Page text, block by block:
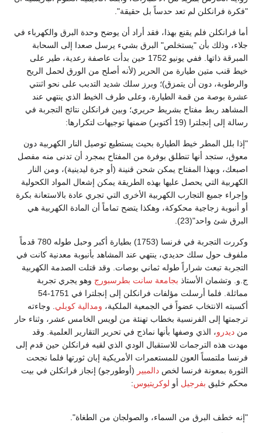
"فكرة فرانكلن لم تعد حدساً بل حقيقة".
أما فرانكلن فلم يقنع بهذا، فقد أراد أن يوضح وحدة البرق والكهرباء في
جلاء، وذلك بأن "يستخلص" البرق بشيء يرسل صعدا إلى السحابة
المبرقة ذاتها. ففي يونيو 1752 حين بدأت عاصفة رعدية، طير على
خيط قنب متين طيارة من الحرير (لأنه أصلح من الورق لحمل الريح
والرطوبة، دون أن يتمزق)؛ وبرز سلك شديد التدبب على نحو اثنتي
عشرة بوصة من قمة الطيارة، وعلى طرف الخيط الذي ينتهي عند
المشاهد ربط مفتاح بشريط حريري؛ وبين فرانكلن نتائج التجربة في
رسالة إلى إنجلترا (19 أكتوبر) ضمنها توجيهات لتكرارها:
"إذا بلل المطر خيط الطيارة بحيث يستطيع توصيل النار الكهربية دون
معوق، ستجد أنها تنطلق بوفرة من المفتاح بمجرد أن تدنى منه مفصل
اصبعك، وبهذا المفتاح يمكن شحن قنينة (أو جرة ليدينية)، ومن النار
الكهربية التي يحصل عليها بهذه الطريقة يمكن إشعال المواد الكحولية
وإجراء جميع التجارب الكهربية الأخرى التي تجري عادة بالاستعانة بكرة
أو أنبوبة زجاجية محكوكة، وهكذا يتضح تماماً أن المادة الكهربية هي
البرق شئ واحد"(23).
وكررت التجربة في فرنسا (1753) بطيارة أكبر وحبل طوله 780 قدماً
ملفوف حول سلك حديدي، ينتهي عند المشاهد بأنبوبة معدنية كانت في
التجربة تبعث شراراً طوله ثماني بوصات. وقد قتلت الصدمة الكهربية
ج.و. وتشمان الأستاذ بجامعة سانت بطرسبورج وهو يجري تجربة
مماثلة. فلما أرسلت مؤلفات فرانكلن إلى إنجلترا في 1751-54
أكسبته الانتخاب عضواً في الجمعية الملكية، ومدالية كوبلي . وجاءته
ترجمتها إلى الفرنسية بخطاب تهنئة من لويس الخامس عشر، وثناء حار
من ديدرو، الذي وصفها بأنها نماذج في تحرير التقارير العلمية. وقد
مهدت هذه الترجمات للاستقبال الودي الذي لقيه فرانكلن حين قدم إلى
فرنسا ملتمساً العون للمستعمرات الأمريكية إبان ثورتها فلما نجحت
الثورة بمعونة فرنسا لخص دالمبير (أوطورجو) إنجاز فرانكلن في بيت
محكم خليق بفرجيل أو لوكريتيوس:
"إنه خطف البرق من السماء، والصولجان من الطغاة".